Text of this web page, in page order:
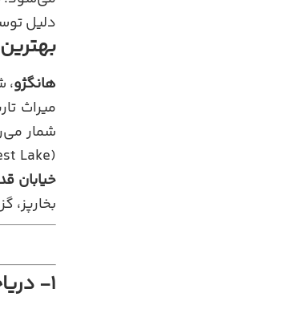
دلیل
هانگژو،
میراث
شمار
(West Lake)
خیابان
1- دریاچه وست لیک (West Lake)